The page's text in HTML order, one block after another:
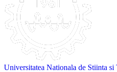
Universitatea Nationala de Stiinta